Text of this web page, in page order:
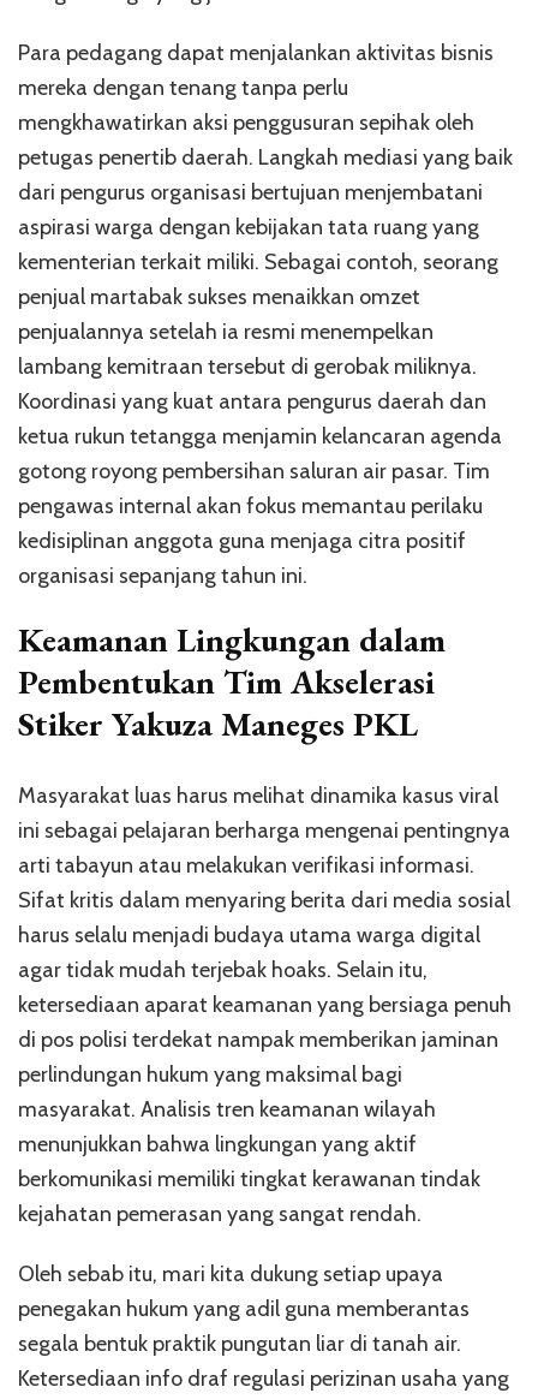
Para pedagang dapat menjalankan aktivitas bisnis
mereka dengan tenang tanpa perlu
mengkhawatirkan aksi penggusuran sepihak oleh
petugas penertib daerah. Langkah mediasi yang baik
dari pengurus organisasi bertujuan menjembatani
aspirasi warga dengan kebijakan tata ruang yang
kementerian terkait miliki. Sebagai contoh, seorang
penjual martabak sukses menaikkan omzet
penjualannya setelah ia resmi menempelkan
lambang kemitraan tersebut di gerobak miliknya.
Koordinasi yang kuat antara pengurus daerah dan
ketua rukun tetangga menjamin kelancaran agenda
gotong royong pembersihan saluran air pasar. Tim
pengawas internal akan fokus memantau perilaku
kedisiplinan anggota guna menjaga citra positif
organisasi sepanjang tahun ini.
Keamanan Lingkungan dalam
Pembentukan Tim Akselerasi
Stiker Yakuza Maneges PKL
Masyarakat luas harus melihat dinamika kasus viral
ini sebagai pelajaran berharga mengenai pentingnya
arti tabayun atau melakukan verifikasi informasi.
Sifat kritis dalam menyaring berita dari media sosial
harus selalu menjadi budaya utama warga digital
agar tidak mudah terjebak hoaks. Selain itu,
ketersediaan aparat keamanan yang bersiaga penuh
di pos polisi terdekat nampak memberikan jaminan
perlindungan hukum yang maksimal bagi
masyarakat. Analisis tren keamanan wilayah
menunjukkan bahwa lingkungan yang aktif
berkomunikasi memiliki tingkat kerawanan tindak
kejahatan pemerasan yang sangat rendah.
Oleh sebab itu, mari kita dukung setiap upaya
penegakan hukum yang adil guna memberantas
segala bentuk praktik pungutan liar di tanah air.
Ketersediaan info draf regulasi perizinan usaha yang